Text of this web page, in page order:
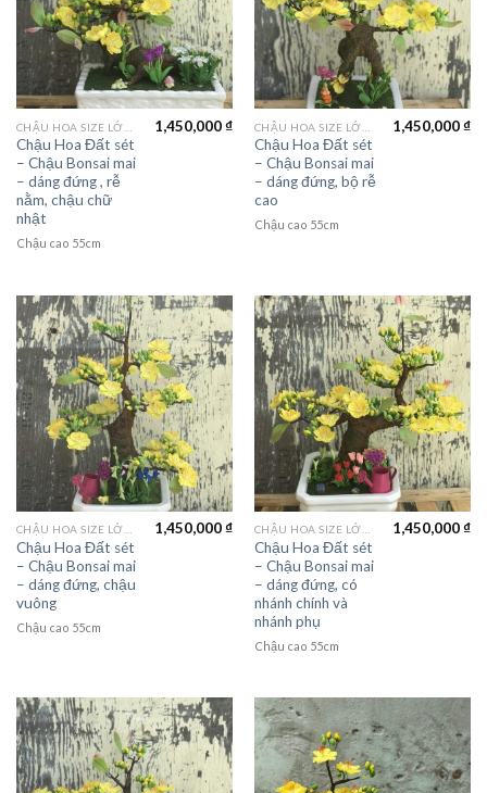
Chậu Hoa Đất sét
– Chậu Bonsai mai
– dáng đứng , rễ
nằm, chậu chữ
nhật
1,450,000₫
Chậu cao 55cm
Chậu Hoa Đất sét
– Chậu Bonsai mai
– dáng đứng, bộ rễ
cao
1,450,000₫
Chậu cao 55cm
CHẬU HOA SIZE LỚN (LAGER FLOWER)
Chậu Hoa Đất sét
– Chậu Bonsai mai
– dáng đứng, chậu
vuông
1,450,000₫
Chậu cao 55cm
CHẬU HOA SIZE LỚN (LAGER FLOWER)
Chậu Hoa Đất sét
– Chậu Bonsai mai
– dáng đứng, có
nhánh chính và
nhánh phụ
1,450,000₫
Chậu cao 55cm